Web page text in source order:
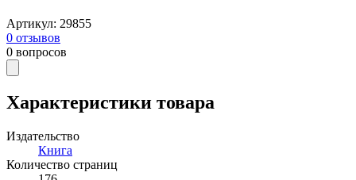
Артикул: 29855
0 отзывов
0 вопросов
Характеристики товара
Издательство
Книга
Количество страниц